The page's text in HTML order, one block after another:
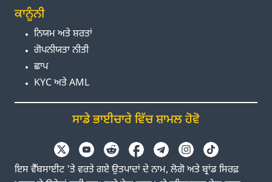
ਕਾਨੂੰਨੀ
ਨਿਯਮ ਅਤੇ ਸ਼ਰਤਾਂ
ਗੋਪਨੀਯਤਾ ਨੀਤੀ
ਛਾਪ
KYC ਅਤੇ AML
ਸਾਡੇ ਭਾਈਚਾਰੇ ਵਿੱਚ ਸ਼ਾਮਲ ਹੋਵੋ
ਇਸ ਵੈੱਬਸਾਈਟ 'ਤੇ ਵਰਤੇ ਗਏ ਉਤਪਾਦਾਂ ਦੇ ਨਾਮ, ਲੋਗੋ ਅਤੇ ਬ੍ਰਾਂਡ ਸਿਰਫ਼